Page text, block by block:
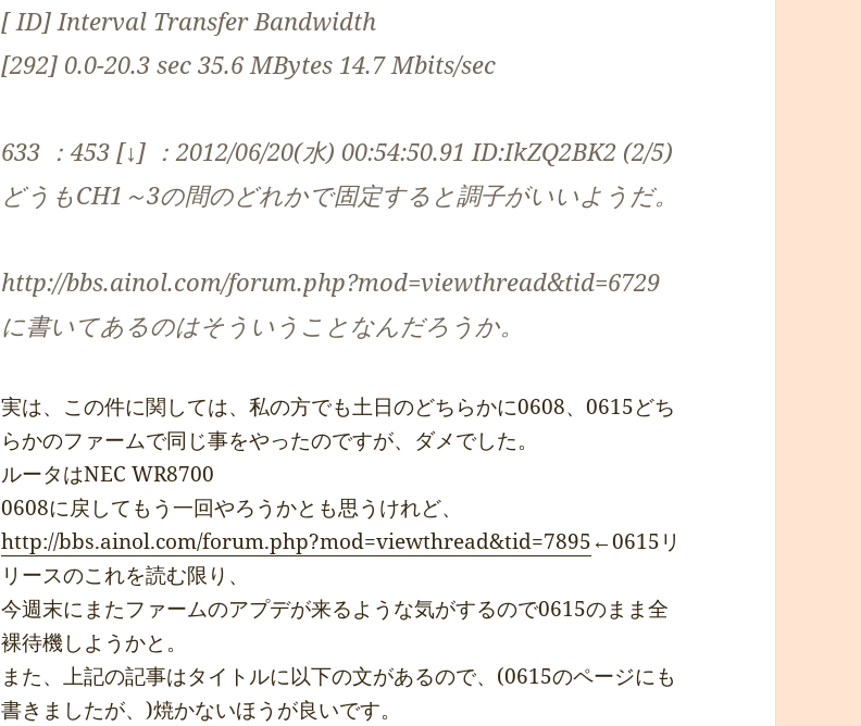
[ ID] Interval Transfer Bandwidth
[292] 0.0-20.3 sec 35.6 MBytes 14.7 Mbits/sec
633 ：453 [↓] ：2012/06/20(水) 00:54:50.91 ID:IkZQ2BK2 (2/5)
どうもCH1～3の間のどれかで固定すると調子がいいようだ。
http://bbs.ainol.com/forum.php?mod=viewthread&tid=6729
に書いてあるのはそういうことなんだろうか。
実は、この件に関しては、私の方でも土日のどちらかに0608、0615どち
らかのファームで同じ事をやったのですが、ダメでした。
ルータはNEC WR8700
0608に戻してもう一回やろうかとも思うけれど、
http://bbs.ainol.com/forum.php?mod=viewthread&tid=7895←0615リ
リースのこれを読む限り、
今週末にまたファームのアプデが来るような気がするので0615のまま全
裸待機しようかと。
また、上記の記事はタイトルに以下の文があるので、(0615のページにも
書きましたが、)焼かないほうが良いです。